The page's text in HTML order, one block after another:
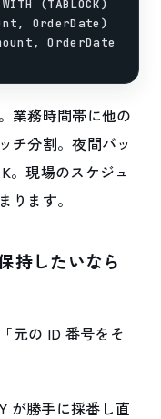
(TABLOCK)
OrderDate)
OrderDate
業務時間帯に他の
チ分割。夜間バッ
。現場のスケジュ
ります。
持したいなら
元の ID 番号をそ
が勝手に採番し直